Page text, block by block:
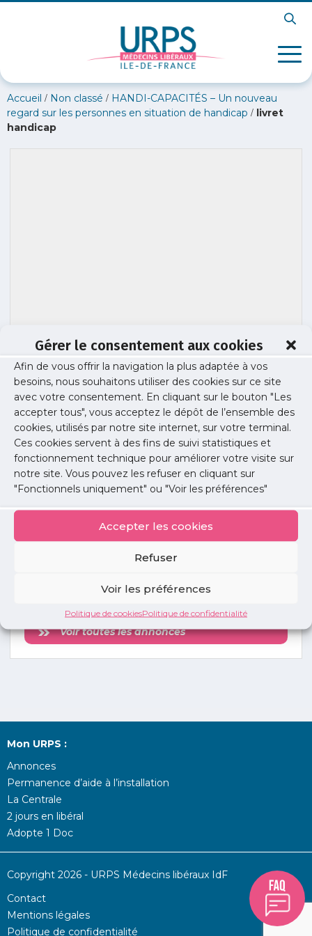
Gérer le consentement aux cookies
Afin de vous offrir la navigation la plus adaptée à vos
besoins, nous souhaitons utiliser des cookies sur ce site
avec votre consentement. En cliquant sur le bouton "Les
accepter tous", vous acceptez le dépôt de l’ensemble des
cookies, utilisés par notre site internet, sur votre terminal.
Ces cookies servent à des fins de suivi statistiques et
fonctionnement technique pour améliorer votre visite sur
notre site. Vous pouvez les refuser en cliquant sur
"Fonctionnels uniquement" ou "Voir les préférences"
Accepter les cookies
Refuser
Voir les préférences
Politique de cookiesPolitique de confidentialité
Accueil / Non classé / HANDI-CAPACITÉS – Un nouveau
regard sur les personnes en situation de handicap / livret
handicap
livret handicap
Publié le :21 octobre 2025
Partager cet article :
annonces
Voir toutes les annonces
Mon URPS :
Annonces
Permanence d’aide à l’installation
La Centrale
2 jours en libéral
Adopte 1 Doc
Copyright 2026 - URPS Médecins libéraux IdF
Contact
Mentions légales
Politique de confidentialité